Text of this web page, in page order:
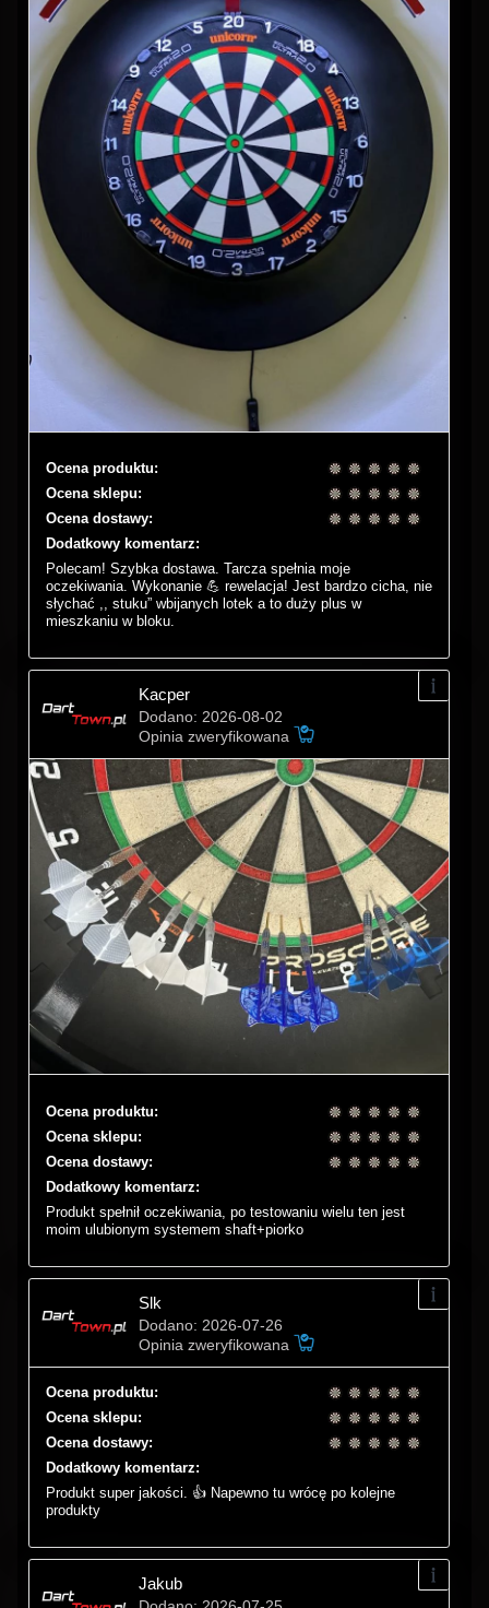
Ocena produktu:
Ocena sklepu:
Ocena dostawy:
Dodatkowy komentarz:
Polecam! Szybka dostawa. Tarcza spełnia moje
oczekiwania. Wykonanie 💪 rewelacja! Jest bardzo cicha, nie
słychać ,, stuku” wbijanych lotek a to duży plus w
mieszkaniu w bloku.
Kacper
Dodano: 2026-08-02
Opinia zweryfikowana
Ocena produktu:
Ocena sklepu:
Ocena dostawy:
Dodatkowy komentarz:
Produkt spełnił oczekiwania, po testowaniu wielu ten jest
moim ulubionym systemem shaft+piorko
Slk
Dodano: 2026-07-26
Opinia zweryfikowana
Ocena produktu:
Ocena sklepu:
Ocena dostawy:
Dodatkowy komentarz:
Produkt super jakości. 👍 Napewno tu wrócę po kolejne
produkty
Jakub